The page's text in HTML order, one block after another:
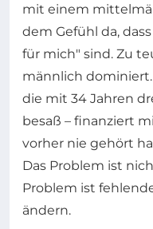
mit einem
dem Gefühl da, dass
für mich" sind. Zu
männlich
die mit 34 Jahren
besaß – finanziert
vorher nie gehört
Das Problem ist
Problem ist
ändern.